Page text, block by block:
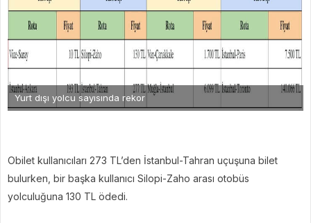
Yurt dışı yolcu sayısında rekor
Obilet kullanıcıları 273 TL’den İstanbul-Tahran uçuşuna bilet
bulurken, bir başka kullanıcı Silopi-Zaho arası otobüs
yolculuğuna 130 TL ödedi.